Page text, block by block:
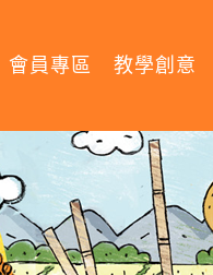
會員專區 教學創意